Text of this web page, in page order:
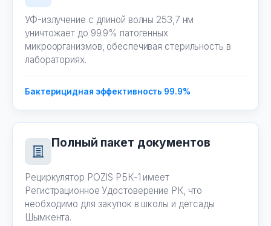
УФ-излучение с длиной волны 253,7 нм
уничтожает до 99.9% патогенных
микроорганизмов, обеспечивая стерильность в
лабораториях.
Бактерицидная эффективность 99.9%
Полный пакет документов
Рециркулятор POZIS РБК-1 имеет
Регистрационное Удостоверение РК, что
необходимо для закупок в школы и детсады
Шымкента.